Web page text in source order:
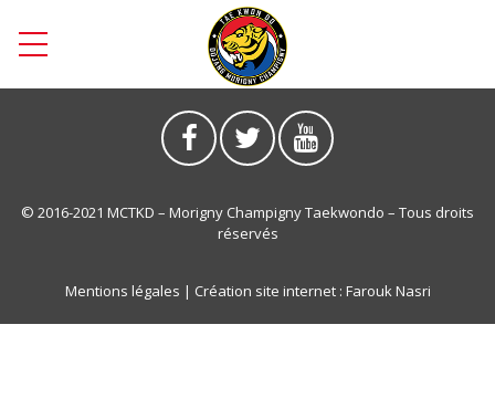
© 2016-2021 MCTKD – Morigny Champigny Taekwondo – Tous droits
réservés
Mentions légales | Création site internet : Farouk Nasri